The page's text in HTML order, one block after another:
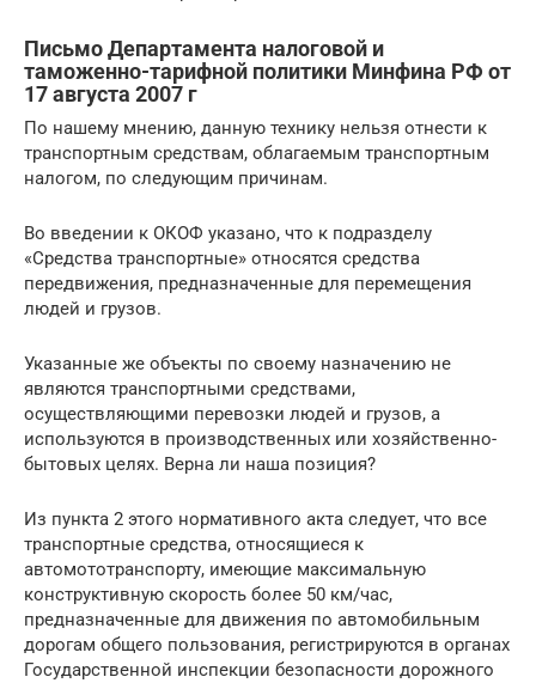
Письмо Департамента налоговой и
таможенно-тарифной политики Минфина РФ от
17 августа 2007 г
По нашему мнению, данную технику нельзя отнести к
транспортным средствам, облагаемым транспортным
налогом, по следующим причинам.
Во введении к ОКОФ указано, что к подразделу
«Средства транспортные» относятся средства
передвижения, предназначенные для перемещения
людей и грузов.
Указанные же объекты по своему назначению не
являются транспортными средствами,
осуществляющими перевозки людей и грузов, а
используются в производственных или хозяйственно-
бытовых целях. Верна ли наша позиция?
Из пункта 2 этого нормативного акта следует, что все
транспортные средства, относящиеся к
автомототранспорту, имеющие максимальную
конструктивную скорость более 50 км/час,
предназначенные для движения по автомобильным
дорогам общего пользования, регистрируются в органах
Государственной инспекции безопасности дорожного